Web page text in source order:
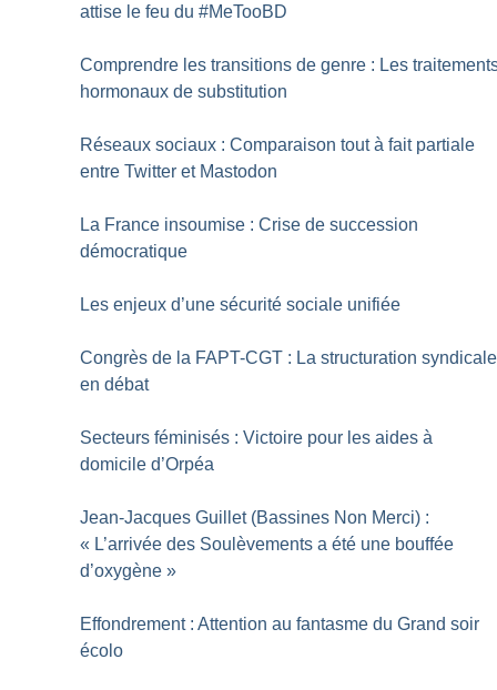
attise le feu du #MeTooBD
Comprendre les transitions de genre : Les
hormonaux de substitution
Réseaux sociaux : Comparaison tout à fait partiale
entre Twitter et Mastodon
La France insoumise : Crise de succession
démocratique
Les enjeux d’une sécurité sociale unifiée
Congrès de la FAPT-CGT : La structuration syndicale
en débat
Secteurs féminisés : Victoire pour les aides à
domicile d’Orpéa
Jean-Jacques Guillet (Bassines Non Merci) :
« L’arrivée des Soulèvements a été une bouffée
d’oxygène »
Effondrement : Attention au fantasme du Grand soir
écolo